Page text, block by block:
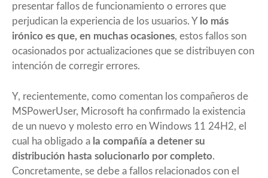
presentar fallos de funcionamiento o errores que
perjudican la experiencia de los usuarios. Y lo más
irónico es que, en muchas ocasiones, estos fallos son
ocasionados por actualizaciones que se distribuyen con
intención de corregir errores.
Y, recientemente, como comentan los compañeros de
MSPowerUser, Microsoft ha confirmado la existencia
de un nuevo y molesto erro en Windows 11 24H2, el
cual ha obligado a la compañía a detener su
distribución hasta solucionarlo por completo.
Concretamente, se debe a fallos relacionados con el